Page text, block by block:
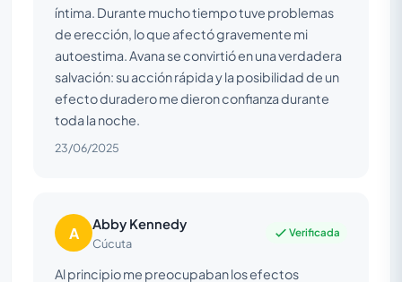
íntima. Durante mucho tiempo tuve problemas
de erección, lo que afectó gravemente mi
autoestima. Avana se convirtió en una verdadera
salvación: su acción rápida y la posibilidad de un
efecto duradero me dieron confianza durante
toda la noche.
23/06/2025
A Abby Kennedy
Cúcuta
Verificada
Al principio me preocupaban los efectos